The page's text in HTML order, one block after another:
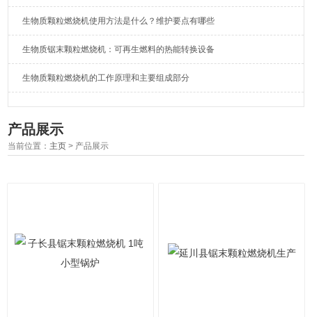
生物质颗粒燃烧机使用方法是什么？维护要点有哪些
生物质锯末颗粒燃烧机：可再生燃料的热能转换设备
生物质颗粒燃烧机的工作原理和主要组成部分
产品展示
当前位置： 主页 > 产品展示